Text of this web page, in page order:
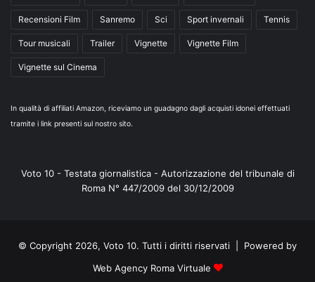
Recensioni Film Sanremo Sci Sport invernali Tennis
Tour musicali Trailer Vignette Vignette Film
Vignette sul Cinema
In qualità di affiliati Amazon, riceviamo un guadagno dagli acquisti idonei effettuati
tramite i link presenti sul nostro sito.
Voto 10 - Testata giornalistica - Autorizzazione del tribunale di
Roma N° 447/2009 del 30/12/2009
© Copyright 2026, Voto 10. Tutti i diritti riservati | Powered by
Web Agency Roma Virtuale